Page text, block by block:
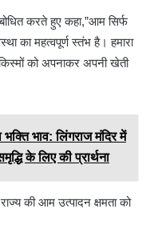
करते हुए कहा,”आम सिर्फ
का महत्वपूर्ण स्तंभ है। हमारा
को अपनाकर अपनी खेती
भाव: लिंगराज मंदिर में
के लिए की प्रार्थना
की आम उत्पादन क्षमता को